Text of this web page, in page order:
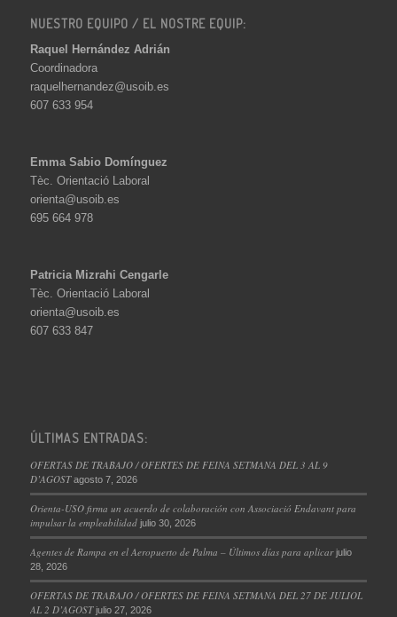
NUESTRO EQUIPO / EL NOSTRE EQUIP:
Raquel Hernández Adrián
Coordinadora
raquelhernandez@usoib.es
607 633 954
Emma Sabio Domínguez
Tèc. Orientació Laboral
orienta@usoib.es
695 664 978
Patricia Mizrahi Cengarle
Tèc. Orientació Laboral
orienta@usoib.es
607 633 847
ÚLTIMAS ENTRADAS:
OFERTAS DE TRABAJO / OFERTES DE FEINA SETMANA DEL 3 AL 9
D’AGOST agosto 7, 2026
Orienta-USO firma un acuerdo de colaboración con Associació Endavant para
impulsar la empleabilidad julio 30, 2026
Agentes de Rampa en el Aeropuerto de Palma – Últimos días para aplicar julio
28, 2026
OFERTAS DE TRABAJO / OFERTES DE FEINA SETMANA DEL 27 DE JULIOL
AL 2 D’AGOST julio 27, 2026